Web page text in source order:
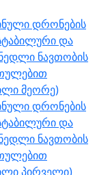
დრონების
და
ნავთობის
მეორე)
დრონების
და
ნავთობის
პირველი)